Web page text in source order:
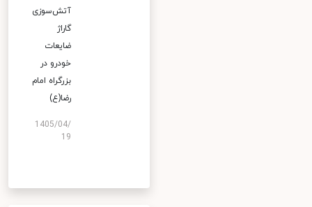
آتش‌سوزی
گاراژ
ضایعات
خودرو در
بزرگراه امام
رضا(ع)
1405/04/
19